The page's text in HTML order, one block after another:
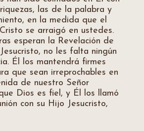
las de la palabra y
en la medida que el
se arraigó en ustedes.
esperan la Revelación de
no les falta ningún
Él los mantendrá firmes
que sean irreprochables en
de nuestro Señor
Dios es fiel, y Él los llamó
con su Hijo Jesucristo,